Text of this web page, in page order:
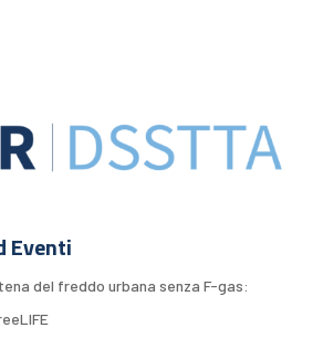
Eventi
del freddo urbana senza F-gas: